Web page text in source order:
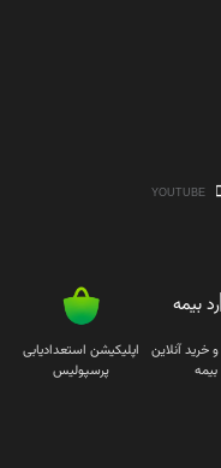
خرید آنلاین
بیمه
اپلیکیشن استعدادیابی
پرسپولیس